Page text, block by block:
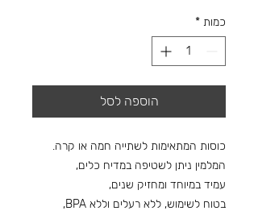
כמות *
הוספה לסל
כוסות המתאימות לשתייה חמה או קרה.
המלמין ניתן לשטיפה במדיח כלים,
עמיד במיוחד ומחזיק שנים,
בטוח לשימוש, ללא רעלים וללא BPA,